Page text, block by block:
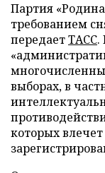
Партия
требованием
передаетТАСС.
выборах, в
которых